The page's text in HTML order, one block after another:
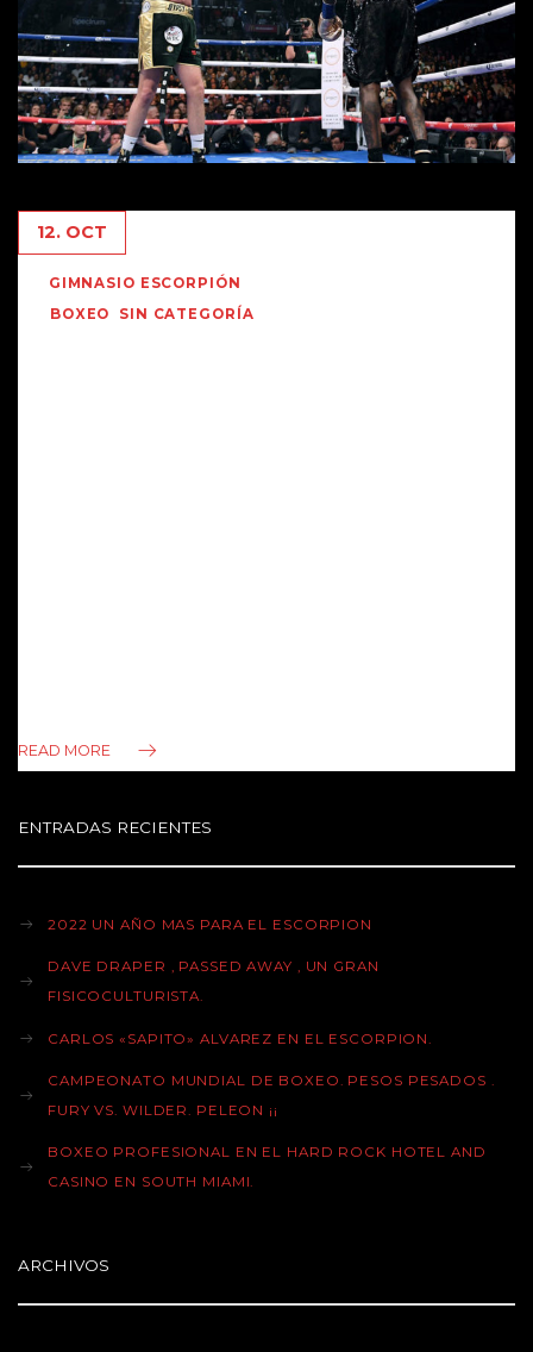
12. OCT
GIMNASIO ESCORPIÓN
BOXEO
SIN CATEGORÍA
READ MORE
ENTRADAS RECIENTES
2022 UN AÑO MAS PARA EL ESCORPION
DAVE DRAPER , PASSED AWAY , UN GRAN
FISICOCULTURISTA.
CARLOS «SAPITO» ALVAREZ EN EL ESCORPION.
CAMPEONATO MUNDIAL DE BOXEO. PESOS PESADOS .
FURY VS. WILDER. PELEON ¡¡
BOXEO PROFESIONAL EN EL HARD ROCK HOTEL AND
CASINO EN SOUTH MIAMI.
ARCHIVOS